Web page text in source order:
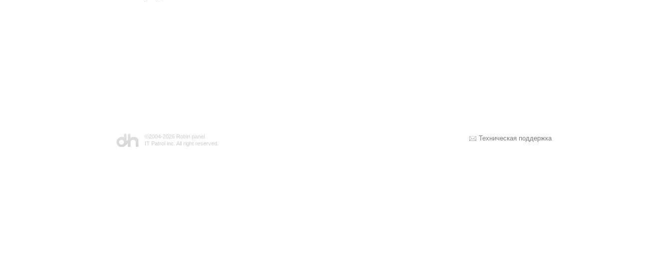
Техническая поддержка
©2004-2026 Robin panel
IT Patrol inc. All right reserved.